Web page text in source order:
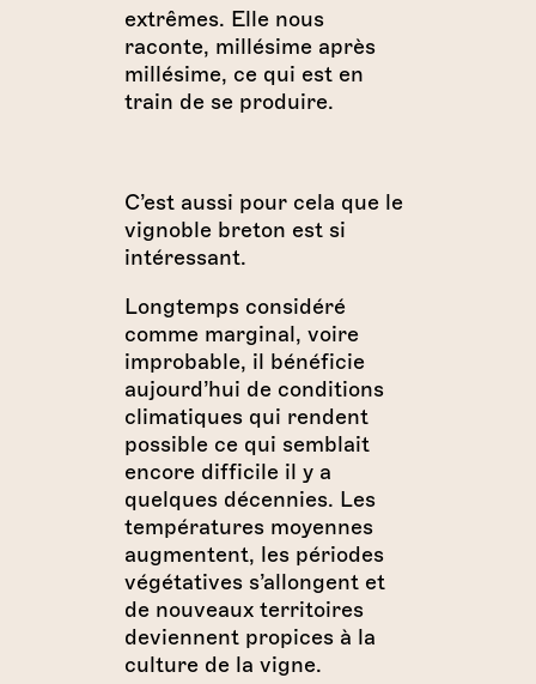
extrêmes. Elle nous
raconte, millésime après
millésime, ce qui est en
train de se produire.
C’est aussi pour cela que le
vignoble breton est si
intéressant.
Longtemps considéré
comme marginal, voire
improbable, il bénéficie
aujourd’hui de conditions
climatiques qui rendent
possible ce qui semblait
encore difficile il y a
quelques décennies. Les
températures moyennes
augmentent, les périodes
végétatives s’allongent et
de nouveaux territoires
deviennent propices à la
culture de la vigne.